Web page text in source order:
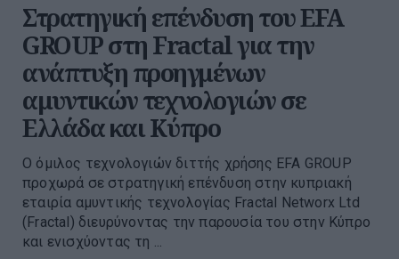
Στρατηγική επένδυση του EFA
GROUP στη Fractal για την
ανάπτυξη προηγμένων
αμυντικών τεχνολογιών σε
Ελλάδα και Κύπρο
Ο όμιλος τεχνολογιών διττής χρήσης EFA GROUP
προχωρά σε στρατηγική επένδυση στην κυπριακή
εταιρία αμυντικής τεχνολογίας Fractal Networx Ltd
(Fractal) διευρύνοντας την παρουσία του στην Κύπρο
και ενισχύοντας τη ...